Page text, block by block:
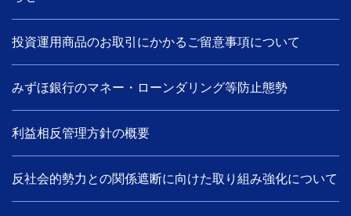
投資運用商品のお取引にかかるご留意事項について
みずほ銀行のマネー・ローンダリング等防止態勢
利益相反管理方針の概要
反社会的勢力との関係遮断に向けた取り組み強化について